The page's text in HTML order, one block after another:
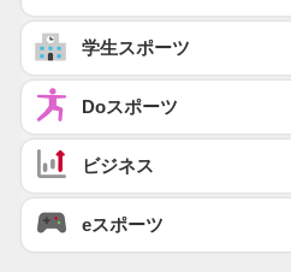
学生スポーツ
Doスポーツ
ビジネス
eスポーツ